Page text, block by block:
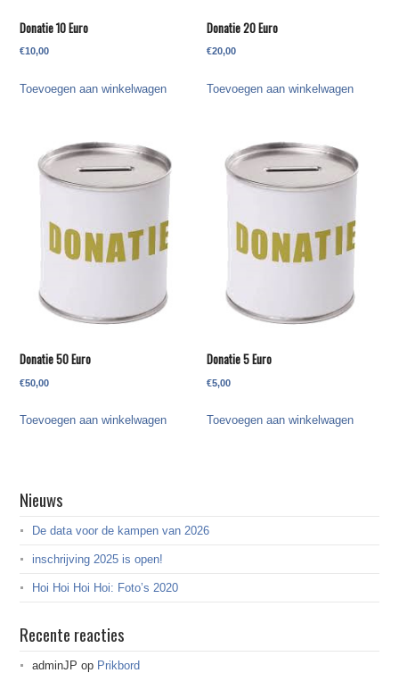
Donatie 10 Euro
€10,00
Toevoegen aan winkelwagen
Donatie 20 Euro
€20,00
Toevoegen aan winkelwagen
Donatie 50 Euro
€50,00
Toevoegen aan winkelwagen
Donatie 5 Euro
€5,00
Toevoegen aan winkelwagen
Nieuws
De data voor de kampen van 2026
inschrijving 2025 is open!
Hoi Hoi Hoi Hoi: Foto’s 2020
Recente reacties
adminJP op Prikbord